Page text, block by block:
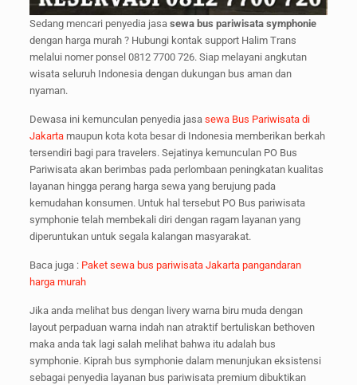
Sedang mencari penyedia jasasewa bus pariwisata symphonie
dengan harga murah ? Hubungi kontak support Halim Trans
melalui nomer ponsel 0812 7700 726. Siap melayani angkutan
wisata seluruh Indonesia dengan dukungan bus aman dan
nyaman.
Dewasa ini kemunculan penyedia jasasewa Bus Pariwisata di
Jakarta maupun kota kota besar di Indonesia memberikan berkah
tersendiri bagi para travelers. Sejatinya kemunculan PO Bus
Pariwisata akan berimbas pada perlombaan peningkatan kualitas
layanan hingga perang harga sewa yang berujung pada
kemudahan konsumen. Untuk hal tersebut PO Bus pariwisata
symphonie telah membekali diri dengan ragam layanan yang
diperuntukan untuk segala kalangan masyarakat.
Baca juga : Paket sewa bus pariwisata Jakarta pangandaran
harga murah
Jika anda melihat bus dengan livery warna biru muda dengan
layout perpaduan warna indah nan atraktif bertuliskan bethoven
maka anda tak lagi salah melihat bahwa itu adalah bus
symphonie. Kiprah bus symphonie dalam menunjukan eksistensi
sebagai penyedia layanan bus pariwisata premium dibuktikan